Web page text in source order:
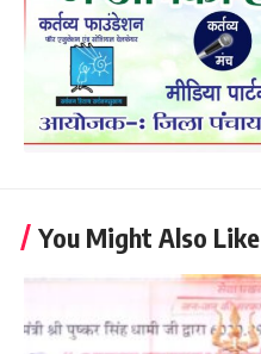
You Might Also Like